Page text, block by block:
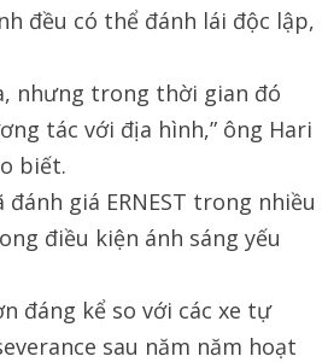
đều có thể đánh lái độc lập,
nhưng trong thời gian đó
tác với địa hình,” ông Hari
biết.
giá ERNEST trong nhiều
điều kiện ánh sáng yếu
đáng kể so với các xe tự
sau năm năm hoạt